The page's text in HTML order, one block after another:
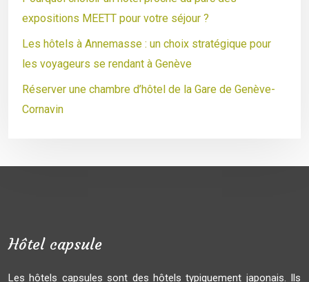
expositions MEETT pour votre séjour ?
Les hôtels à Annemasse : un choix stratégique pour
les voyageurs se rendant à Genève
Réserver une chambre d’hôtel de la Gare de Genève-
Cornavin
Hôtel capsule
Les hôtels capsules sont des hôtels typiquement japonais. Ils